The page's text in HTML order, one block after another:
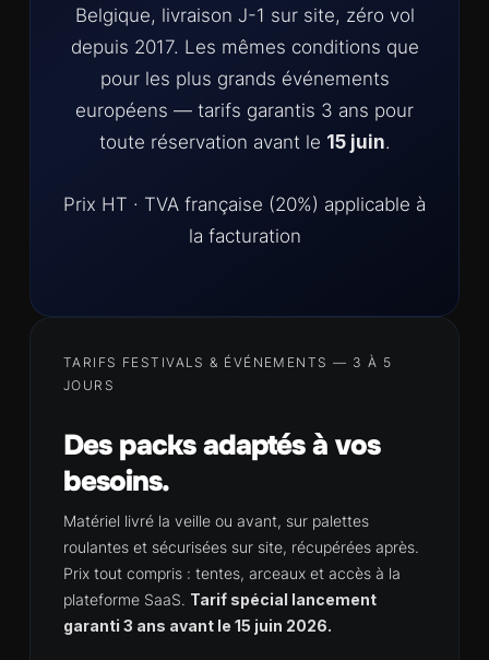
Belgique, livraison J-1 sur site, zéro vol
depuis 2017. Les mêmes conditions que
pour les plus grands événements
européens — tarifs garantis 3 ans pour
toute réservation avant le 15 juin.
Prix HT · TVA française (20%) applicable à
la facturation
TARIFS FESTIVALS & ÉVÉNEMENTS — 3 À 5
JOURS
Des packs adaptés à vos
besoins.
Matériel livré la veille ou avant, sur palettes
roulantes et sécurisées sur site, récupérées après.
Prix tout compris : tentes, arceaux et accès à la
plateforme SaaS. Tarif spécial lancement
garanti 3 ans avant le 15 juin 2026.